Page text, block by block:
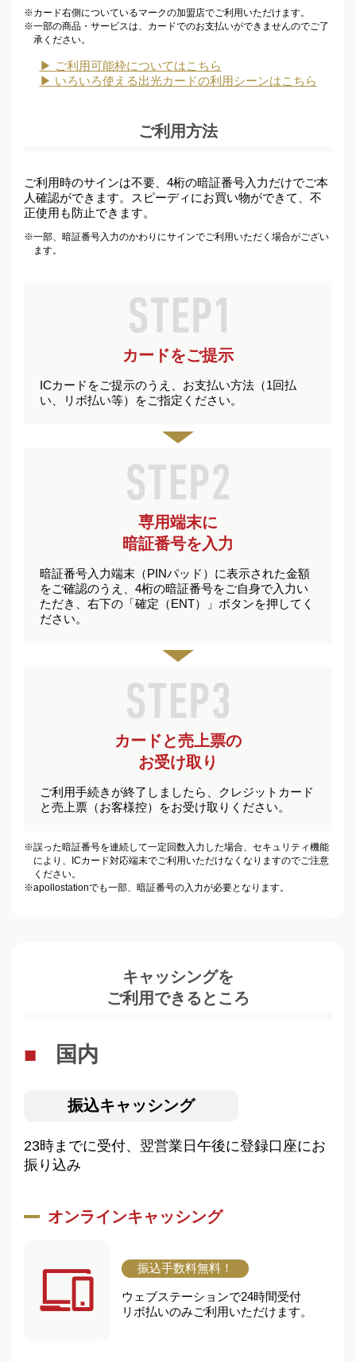
※カード右側についているマークの加盟店でご利用いただけます。
※一部の商品・サービスは、カードでのお支払いができませんのでご了
承ください。
▶ ご利用可能枠についてはこちら
▶ いろいろ使える出光カードの利用シーンはこちら
ご利用方法
ご利用時のサインは不要、4桁の暗証番号入力だけでご本
人確認ができます。スピーディにお買い物ができて、不
正使用も防止できます。
※一部、暗証番号入力のかわりにサインでご利用いただく場合がござい
ます。
カードをご提示
ICカードをご提示のうえ、お支払い方法（1回払
い、リボ払い等）をご指定ください。
専用端末に
暗証番号を入力
暗証番号入力端末（PINパッド）に表示された金額
をご確認のうえ、4桁の暗証番号をご自身で入力い
ただき、右下の「確定（ENT）」ボタンを押してく
ださい。
カードと売上票の
お受け取り
ご利用手続きが終了しましたら、クレジットカード
と売上票（お客様控）をお受け取りください。
※誤った暗証番号を連続して一定回数入力した場合、セキュリティ機能
により、ICカード対応端末でご利用いただけなくなりますのでご注意
ください。
※apollostationでも一部、暗証番号の入力が必要となります。
キャッシングを
ご利用できるところ
国内
振込キャッシング
23時までに受付、翌営業日午後に登録口座にお
振り込み
オンラインキャッシング
振込手数料無料！
ウェブステーションで24時間受付
リボ払いのみご利用いただけます。